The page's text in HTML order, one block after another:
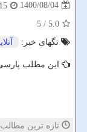
1400/08/04
5.0
/ 5
تگهای خبر:
این مطلب
تازه ترین